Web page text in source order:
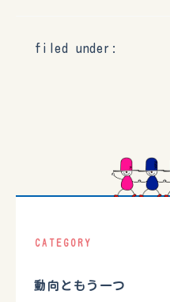
filed under:
CATEGORY
動向ともう一つ